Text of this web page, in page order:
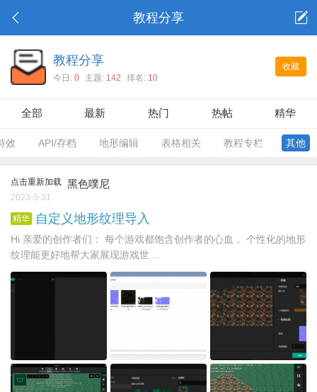
教程分享
收藏
教程分享
今日: 0 主题: 142 排名: 10
全部 最新 热门 热帖 精华
效 API/存档 地形编辑 表格相关 教程专栏 其他
点击重新加载 黑色噗尼
2023-5-31
精华 自定义地形纹理导入
Hi 亲爱的创作者们： 每个游戏都饱含创作者的心血， 个性化的地形
纹理能更好地帮大家展现游戏世 ...